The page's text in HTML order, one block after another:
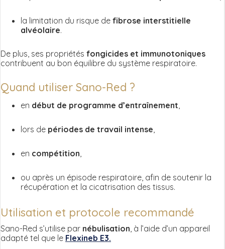
la limitation du risque de fibrose interstitielle
alvéolaire.
De plus, ses propriétés fongicides et immunotoniques
contribuent au bon équilibre du système respiratoire.
Quand utiliser Sano-Red ?
en début de programme d’entraînement
lors de périodes de travail intense
en compétition
ou après un épisode respiratoire, afin de soutenir la
récupération et la cicatrisation des tissus.
Utilisation et protocole recommandé
Sano-Red s’utilise par nébulisation , à l’aide d’un appareil
adapté tel que le Flexineb E3.